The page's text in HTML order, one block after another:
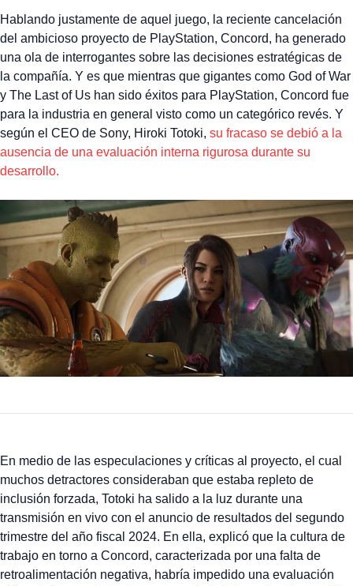
Hablando justamente de aquel juego, la reciente cancelación
del ambicioso proyecto de PlayStation, Concord, ha generado
una ola de interrogantes sobre las decisiones estratégicas de
la compañía. Y es que mientras que gigantes como God of War
y The Last of Us han sido éxitos para PlayStation, Concord fue
para la industria en general visto como un categórico revés. Y
según el CEO de Sony, Hiroki Totoki, su fracaso se debió a la
ausencia de una evaluación interna rigurosa durante su
desarrollo.
En medio de las especulaciones y críticas al proyecto, el cual
muchos detractores consideraban que estaba repleto de
inclusión forzada, Totoki ha salido a la luz durante una
transmisión en vivo con el anuncio de resultados del segundo
trimestre del año fiscal 2024. En ella, explicó que la cultura de
trabajo en torno a Concord, caracterizada por una falta de
retroalimentación negativa, habría impedido una evaluación